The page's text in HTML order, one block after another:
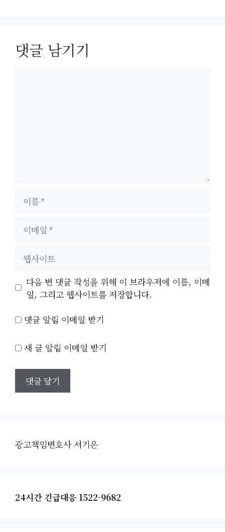
댓글 남기기
트
다음 번 댓글 작성을 위해 이 브라우저에 이름, 이메
일, 그리고 웹사이트를 저장합니다.
댓글 알림 이메일 받기
새 글 알림 이메일 받기
광고책임변호사 서기은
24시간 긴급대응 1522-9682